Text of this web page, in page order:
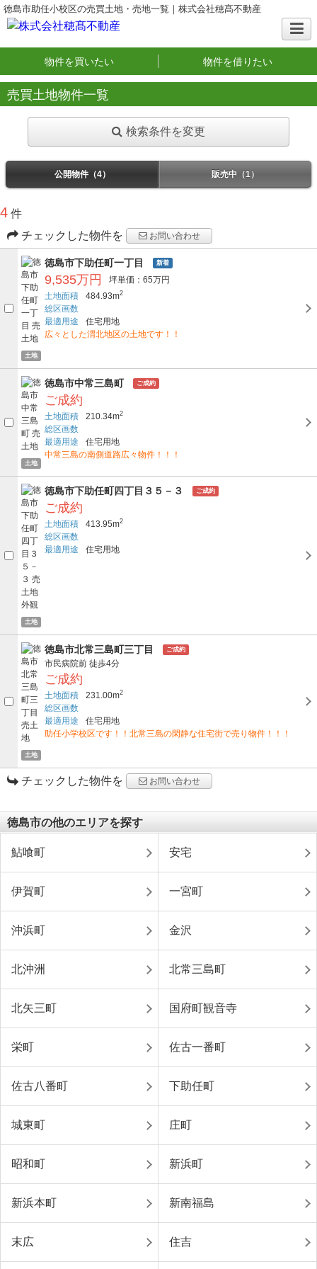
徳島市助任小校区の売買土地・売地一覧｜株式会社穂髙不動産
物件を買いたい 物件を借りたい
売買土地物件一覧
検索条件を変更
公開物件（4） 販売中（1）
4 件
チェックした物件を
お問い合わせ
土地
徳島市下助任町一丁目 新着
9,535万円
坪単価：65万円
土地面積
484.93m2
総区画数
最適用途
住宅用地
広々とした渭北地区の土地です！！
土地
徳島市中常三島町 ご成約
ご成約
土地面積 210.34m2
総区画数
最適用途
住宅用地
中常三島の南側道路広々物件！！！
土地
徳島市下助任町四丁目３５－３ ご成約
ご成約
土地面積 413.95m2
総区画数
最適用途
住宅用地
土地
徳島市北常三島町三丁目 ご成約
市民病院前 徒歩4分
ご成約
土地面積 231.00m2
総区画数
最適用途
住宅用地
助任小学校区です！！北常三島の閑静な住宅街で売り物件！！！
チェックした物件を お問い合わせ
徳島市の他のエリアを探す
鮎喰町 安宅
伊賀町 一宮町
沖浜町 金沢
北沖洲 北常三島町
北矢三町 国府町観音寺
栄町 佐古一番町
佐古八番町 下助任町
城東町 庄町
昭和町 新浜町
新浜本町 新南福島
末広 住吉